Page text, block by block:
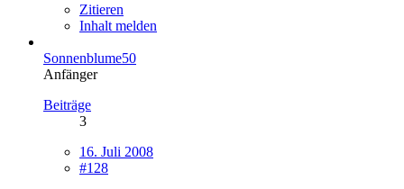
Zitieren
Inhalt melden
Sonnenblume50
Anfänger
Beiträge
3
16. Juli 2008
#128